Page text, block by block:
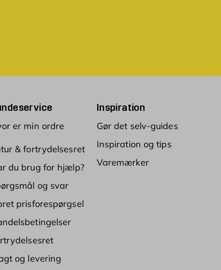
er min ordre
& fortrydelsesret
du brug for hjælp?
og svar
prisforespørgsel
og levering
Inspiration
Gør det selv-guides
Inspiration og tips
Varemærker